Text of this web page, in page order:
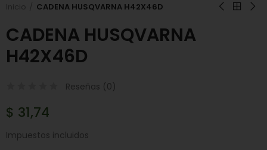
CADENA HUSQVARNA H42X46D
CADENA HUSQVARNA
H42X46D
Reseñas (0)
$ 31,74
Impuestos incluidos